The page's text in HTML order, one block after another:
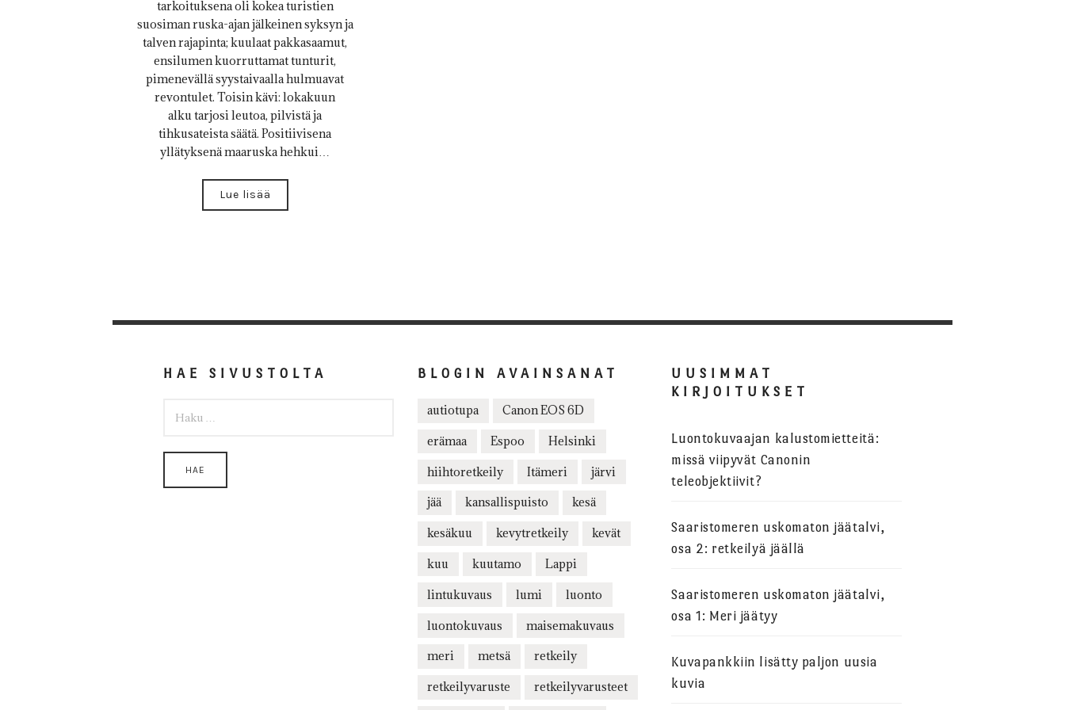
tarkoituksena oli kokea turistien
suosiman ruska-ajan jälkeinen syksyn ja
talven rajapinta; kuulaat pakkasaamut,
ensilumen kuorruttamat tunturit,
pimenevällä syystaivaalla hulmuavat
revontulet. Toisin kävi: lokakuun
alku tarjosi leutoa, pilvistä ja
tihkusateista säätä. Positiivisena
yllätyksenä maaruska hehkui…
Lue lisää
HAE SIVUSTOLTA BLOGIN AVAINSANAT
autiotupa Canon EOS 6D
erämaa Espoo Helsinki
hiihtoretkeily Itämeri järvi
jää kansallispuisto kesä
kesäkuu kevytretkeily kevät
kuu kuutamo Lappi
lintukuvaus lumi luonto
luontokuvaus maisemakuvaus
meri metsä retkeily
retkeilyvaruste retkeilyvarusteet
UUSIMMAT
KIRJOITUKSET
Luontokuvaajan kalustomietteitä:
missä viipyvät Canonin
teleobjektiivit?
Saaristomeren uskomaton jäätalvi,
osa 2: retkeilyä jäällä
Saaristomeren uskomaton jäätalvi,
osa 1: Meri jäätyy
Kuvapankkiin lisätty paljon uusia
kuvia